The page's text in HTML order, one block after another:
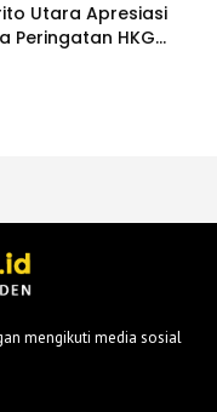
Utara Apresiasi
Peringatan HKG...
mengikuti media sosial